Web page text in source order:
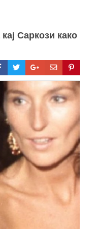
Саркози како